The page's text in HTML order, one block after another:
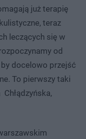
już terapię
teraz
leczących się w
od
docelowo przejść
To pierwszy taki